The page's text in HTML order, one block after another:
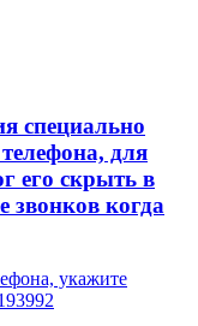
специально
для
его скрыть в
звонков когда
укажите